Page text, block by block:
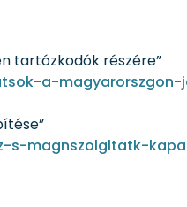
tartózkodók részére”
a-
s-magnszolgltatk-